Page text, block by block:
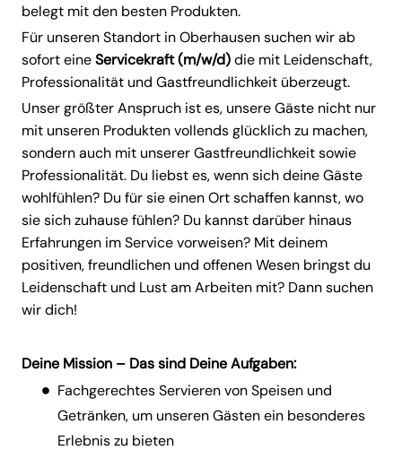
belegt mit den besten Produkten.
Für unseren Standort in Oberhausen suchen wir ab
sofort eineServicekraft (m/w/d)die mit Leidenschaft,
Professionalität und Gastfreundlichkeit überzeugt.
Unser größter Anspruch ist es, unsere Gäste nicht nur
mit unseren Produkten vollends glücklich zu machen,
sondern auch mit unserer Gastfreundlichkeit sowie
Professionalität. Du liebst es, wenn sich deine Gäste
wohlfühlen? Du für sie einen Ort schaffen kannst, wo
sie sich zuhause fühlen? Du kannst darüber hinaus
Erfahrungen im Service vorweisen? Mit deinem
positiven, freundlichen und offenen Wesen bringst du
Leidenschaft und Lust am Arbeiten mit? Dann suchen
wir dich!
Deine Mission – Das sind Deine Aufgaben:
Fachgerechtes Servieren von Speisen und
Getränken, um unseren Gästen ein besonderes
Erlebnis zu bieten